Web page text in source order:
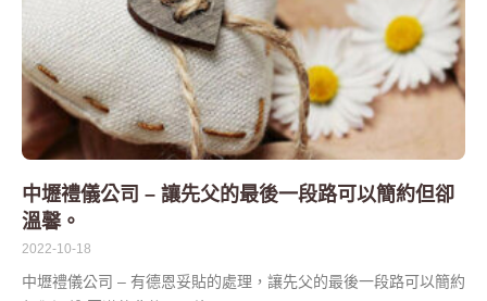
中壢禮儀公司 – 讓先父的最後一段路可以簡約但卻
溫馨。
2022-10-18
中壢禮儀公司 – 有德恩妥貼的處理，讓先父的最後一段路可以簡約